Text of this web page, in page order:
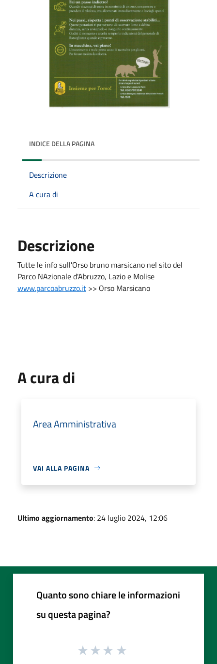
INDICE DELLA PAGINA
Descrizione
A cura di
Descrizione
Tutte le info sull'Orso bruno marsicano nel sito del
Parco NAzionale d'Abruzzo, Lazio e Molise
www.parcoabruzzo.it >> Orso Marsicano
A cura di
Area Amministrativa
VAI ALLA PAGINA
Ultimo aggiornamento: 24 luglio 2024, 12:06
Quanto sono chiare le informazioni
su questa pagina?